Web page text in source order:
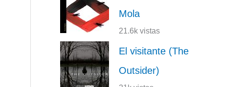
Mola
21.6k vistas
El visitante (The
Outsider)